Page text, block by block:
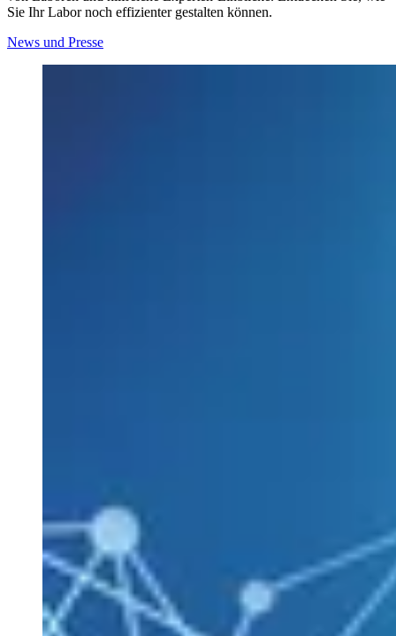
Sie Ihr Labor noch effizienter gestalten können.
News und Presse